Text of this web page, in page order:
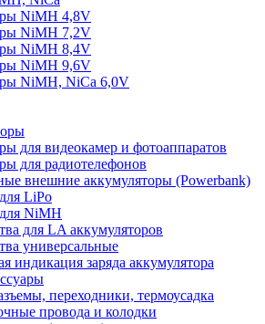
NiMH 4,8V
NiMH 7,2V
NiMH 8,4V
NiMH 9,6V
NiMH, NiCa 6,0V
для видеокамер и фотоаппаратов
для радиотелефонов
внешние аккумуляторы (Powerbank)
LiPo
NiMH
для LA аккумуляторов
универсальные
индикация заряда аккумулятора
переходники, термоусадка
провода и колодки